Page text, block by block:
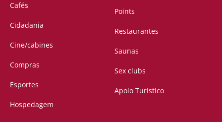
Cafés
Cidadania
Cine/cabines
Compras
Esportes
Hospedagem
Points
Restaurantes
Saunas
Sex clubs
Apoio Turístico